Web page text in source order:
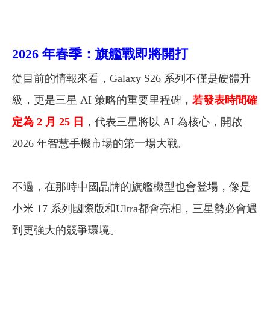
2026 年春季：旗艦戰即將開打
從目前的情報來看，Galaxy S26 系列不僅是硬體升
級，更是三星 AI 策略的重要里程碑， 若發表時間確
定為 2 月 25 日 ，代表三星將以 AI 為核心，開啟
2026 年智慧手機市場的第一場大戰。
不過，在那時中國品牌的旗艦機型也會登場，像是
小米 17 系列國際版和Ultra都會亮相，三星勢必會遇
到更強大的競爭環境。